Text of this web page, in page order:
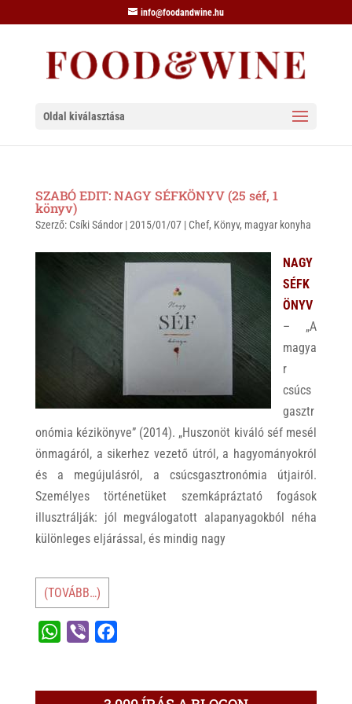
info@foodandwine.hu
Oldal kiválasztása
SZABÓ EDIT: NAGY SÉFKÖNYV (25 séf, 1
könyv)
Szerző: Csíki Sándor|2015/01/07| Chef, Könyv, magyar konyha
NAGY
SÉFK
ÖNYV
– „A
magya
r
csúcs
gasztr
onómia kézikönyve” (2014). „Huszonöt kiváló séf mesél
önmagáról, a sikerhez vezető útról, a hagyományokról
és a megújulásról, a csúcsgasztronómia útjairól.
Személyes történetüket szemkápráztató fogások
illusztrálják: jól megválogatott alapanyagokból néha
különleges eljárással, és mindig nagy
(TOVÁBB…)
e